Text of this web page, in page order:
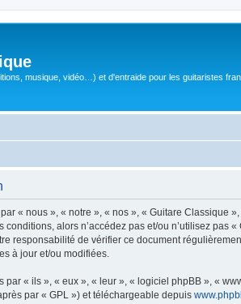
musique, vidéo…) et d'entraide pour les guitaristes
« nous », « notre », « nos », « Guitare Classique
conditions, alors n’accédez pas et/ou n’utilisez
responsabilité de vérifier ce document
à jour et/ou modifiées.
« ils », « eux », « leur », « logiciel phpBB », «
par « GPL ») et téléchargeable depuis